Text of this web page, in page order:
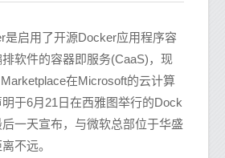
是启用了开源Docker应用程序容
软件的容器即服务(CaaS)，现
在Microsoft的云计算
于6月21日在西雅图举行的Dock
一天宣布，与微软总部位于华盛
不远。